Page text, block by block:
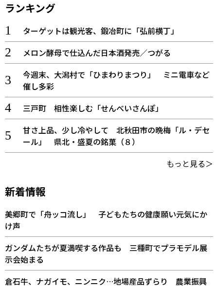
ランキング
ターゲットは観光客、鍛冶町に「弘前横丁」
メロン酵母で仕込んだ日本酒発売／つがる
今週末、大潟村で「ひまわりまつり」 ミニ電車など
催し多彩
三戸町 相性楽しむ「せんべいさんぽ」
甘さ上品、少し冷やして 北秋田市の晩梅「ル・デセ
ール」 県北・盛夏の銘菓（８）
もっと見る＞
新着情報
美郷町で「舟ッコ流し」 子どもたちの健康願い元気にか
け声
ガンダムたちが夏満喫する作品も 三種町でプラモデル展
示会始まる
倉石牛、ナガイモ、ニンニク…地場産品ずらり 農業振興